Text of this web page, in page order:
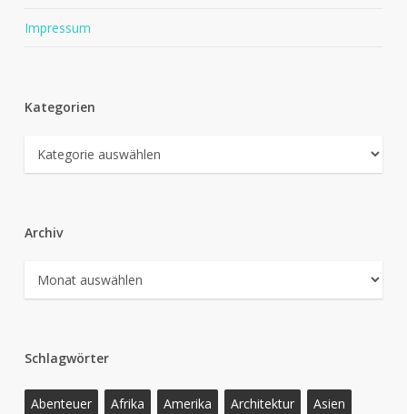
Impressum
Kategorien
Kategorien
Archiv
Archiv
Schlagwörter
Abenteuer Afrika Amerika Architektur
Asien